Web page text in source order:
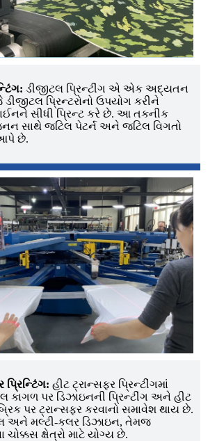
ડીજીટલ પ્રિન્ટીંગ એ એક અદ્યતન
પ્રિન્ટરોનો ઉપયોગ કરીને
સીધી પ્રિન્ટ કરે છે. આ તકનીક
સાથે જટિલ પેટર્ન અને જટિલ વિગતો
છે.
પ્રિન્ટિંગ: હીટ ટ્રાન્સફર પ્રિન્ટીંગમાં
કાગળ પર ડિઝાઇનની પ્રિન્ટીંગ અને હીટ
પર ટ્રાન્સફર કરવાનો સમાવેશ થાય છે.
અને મલ્ટી-કલર ડિઝાઇન, તેમજ
ક્ષેત્રો માટે યોગ્ય છે.